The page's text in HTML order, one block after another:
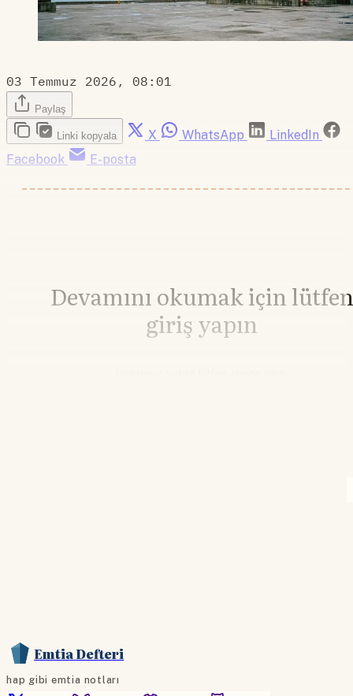
03 Temmuz 2026, 08:01
Paylaş
Linki kopyala X WhatsApp
LinkedIn
Facebook
E-posta
Devamını okumak için lütfen
giriş yapın
Emtia Defteri
hap gibi emtia notları